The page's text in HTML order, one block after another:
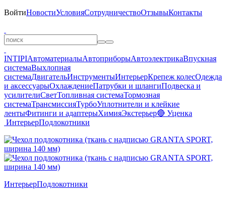
ВойтиНовостиУсловияСотрудничествоОтзывыКонтакты
INTIPIАвтоматериалыАвтоприборыАвтоэлектрикаВпускная
системаВыхлопная
системаДвигательИнструментыИнтерьерКрепеж колесОдежда
и аксессуарыОхлаждениеПатрубки и шлангиПодвеска и
усилителиСветТопливная системаТормозная
системаТрансмиссияТурбоУплотнители и клейкие
лентыФитинги и адаптерыХимияЭкстерьер🔴 Уценка
ИнтерьерПодлокотники
ИнтерьерПодлокотники